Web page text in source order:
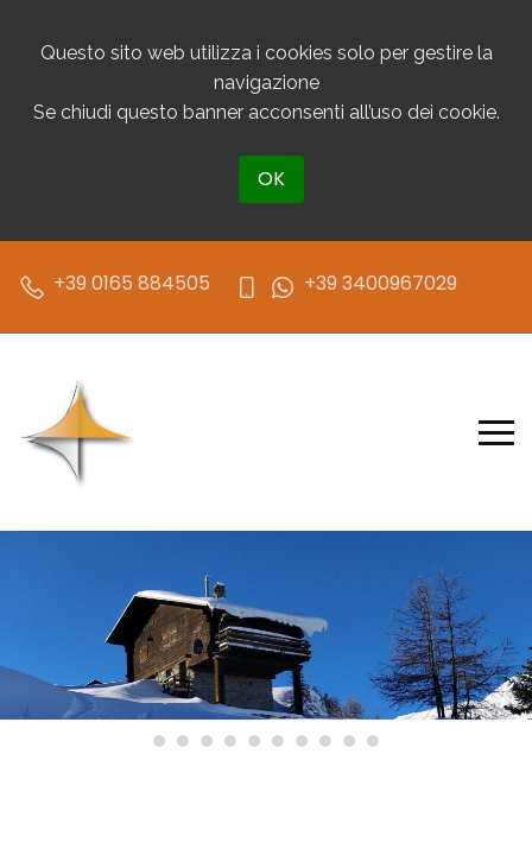
Questo sito web utilizza i cookies solo per gestire la
navigazione
Se chiudi questo banner acconsenti all’uso dei cookie.
OK
+39 0165 884505 +39 3400967029